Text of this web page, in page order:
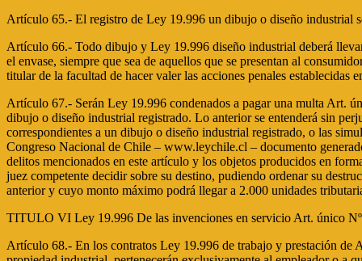
Artículo 65.- El registro de Ley 19.996 un dibujo o diseño industrial
Artículo 66.- Todo dibujo y Ley 19.996 diseño industrial deberá
el envase, siempre que sea de aquellos que se presentan al
titular de la facultad de hacer valer las acciones penales establecidas
Artículo 67.- Serán Ley 19.996 condenados a pagar una multa Art.
dibujo o diseño industrial registrado. Lo anterior se entenderá sin
correspondientes a un dibujo o diseño industrial registrado, o las
Congreso Nacional de Chile – www.leychile.cl – documento
delitos mencionados en este artículo y los objetos producidos en
juez competente decidir sobre su destino, pudiendo ordenar su
anterior y cuyo monto máximo podrá llegar a 2.000 unidades
TITULO VI Ley 19.996 De las invenciones en servicio Art. único
Artículo 68.- En los contratos Ley 19.996 de trabajo y prestación de